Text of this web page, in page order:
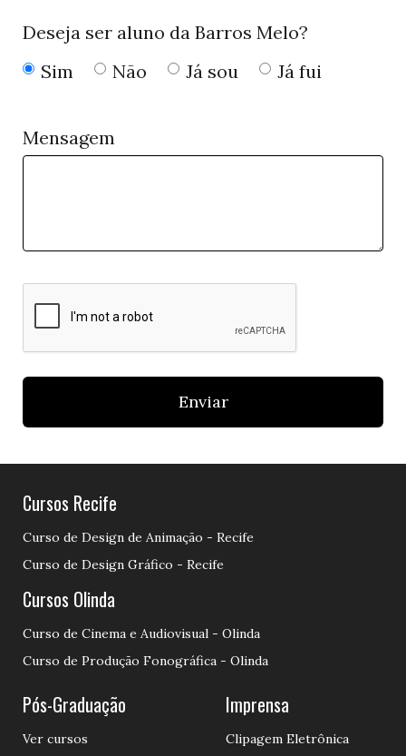
Deseja ser aluno da Barros Melo?
Sim
Não Já sou Já fui
Mensagem
Enviar
Cursos Recife
Curso de Design de Animação - Recife
Curso de Design Gráfico - Recife
Cursos Olinda
Curso de Cinema e Audiovisual - Olinda
Curso de Produção Fonográfica - Olinda
Pós-Graduação
Ver cursos
Imprensa
Clipagem Eletrônica